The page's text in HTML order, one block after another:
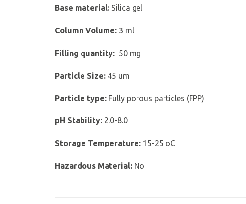
Base material: Silica gel
Column Volume: 3 ml
Filling quantity: 50 mg
Particle Size: 45 um
Particle type: Fully porous particles (FPP)
pH Stability: 2.0-8.0
Storage Temperature: 15-25 oC
Hazardous Material: No